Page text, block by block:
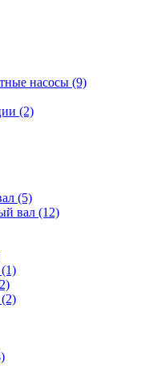
насосы (9)
(2)
(5)
вал (12)
(1)
(2)